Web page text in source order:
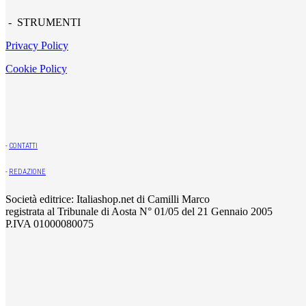
- STRUMENTI
Privacy Policy
Cookie Policy
- CONTATTI
- REDAZIONE
Società editrice: Italiashop.net di Camilli Marco
registrata al Tribunale di Aosta N° 01/05 del 21 Gennaio 2005
P.IVA 01000080075